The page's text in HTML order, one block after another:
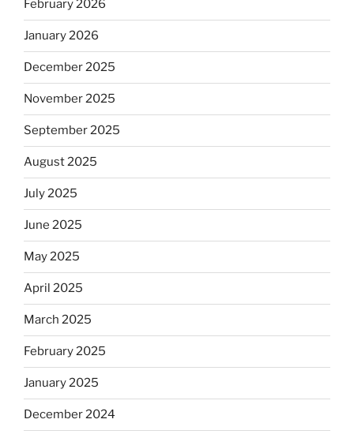
February 2026
January 2026
December 2025
November 2025
September 2025
August 2025
July 2025
June 2025
May 2025
April 2025
March 2025
February 2025
January 2025
December 2024